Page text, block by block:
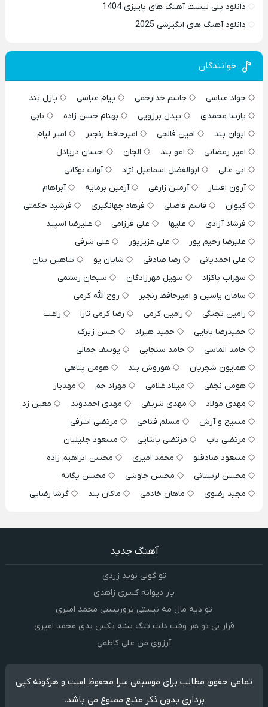
دانلود پلی لیست آهنگ های پاییزی 1404
دانلود آهنگ های انگیزشی 2025
خوانندگان
جواد عباسی جاسم خدارحمی پیام عباسی
پازل بند
پارسا محمدی
بیدل برزویی بهنام حسن زاده
بابی
ایوان بند
امین فالجی امیرحافظ رنجبر
امیر لیام
امیر رمضانی
امو بند الجان
احسان دریادل
ابی عالی
ابوالفضل اسماعیل نژاد
آوات بوکانی
آرون افشار
آرمین زارعی آرمین برمایه
آبراهام
کیوان
قاسم فاضلی فرهاد جهانگیری
فرشید حکمتی
فرشاد آزادی
علیها علی فرزامی
علیرضا اسپید
علیرضا رحیم پور
علی عزیزپور
علی شرفی
علی احمدیانی
رضا صادقی شایان یو
شاهین بنان
سهراب پاکزاد
سهیل مهرزادگان
سبحان رستمی
سامان یاسین و امیرحافظ رنجبر
روح الله کرمی
رامین تجنگی
رامین کرمی رضا کرمی تارا
راغب
حمیدرضا بابایی
حمید هیراد
حسن زیرک
حامد الماسی
حامد سنجابی
یوسف جمالی
همایون شجریان
هوروش بند
هومن پناهی
هومن نجفی
میلاد غلامی مهراد جم
مهدیار
مهدی مولاد
مهدی شریفی مهدی احمدوند
معین زد
مسیح و آرش
مسلم فتاحی
مرتضی اشرفی
مرتضی باب
مرتضی پاشایی
مسعود جلیلیان
مسعود صادقلو
محمد امیری
محسن ابراهیم زاده
محسن لرستانی
محسن چاوشی
محسن یگانه
مجید رضوی
ماهان خادمی ماکان بند گرشا رضایی
آهنگ جدید
تو گولی نوید زردی
یار دیوانه کسری زاهدی
تو دیه مال مه نیستی تروریستی محمد امیری
قرار نی تو هر وقت دلت تنگ بشه تکس بدی محمد امیری
آرزوی من علی کاظمی
تمامی حقوق مطالب برای موسیقی سرا محفوظ است و هرگونه کپی
برداری بدون ذکر منبع ممنوع می باشد.